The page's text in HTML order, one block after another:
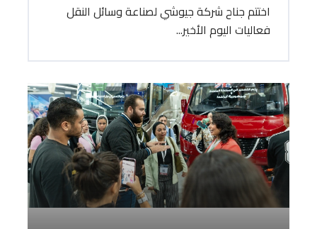
اختتم جناح شركة جيوشي لصناعة وسائل النقل
فعاليات اليوم الأخير...